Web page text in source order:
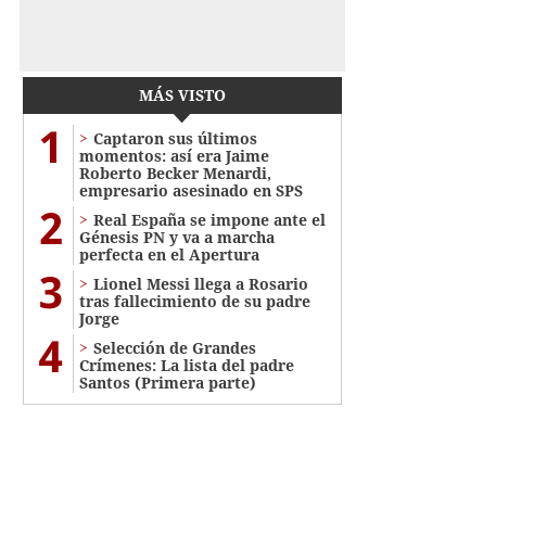
MÁS VISTO
1
Captaron sus últimos
momentos: así era Jaime
Roberto Becker Menardi​​​,
empresario asesinado en SPS
2
Real España se impone ante el
Génesis PN y va a marcha
perfecta en el Apertura
3
Lionel Messi llega a Rosario
tras fallecimiento de su padre
Jorge
4
Selección de Grandes
Crímenes: La lista del padre
Santos (Primera parte)